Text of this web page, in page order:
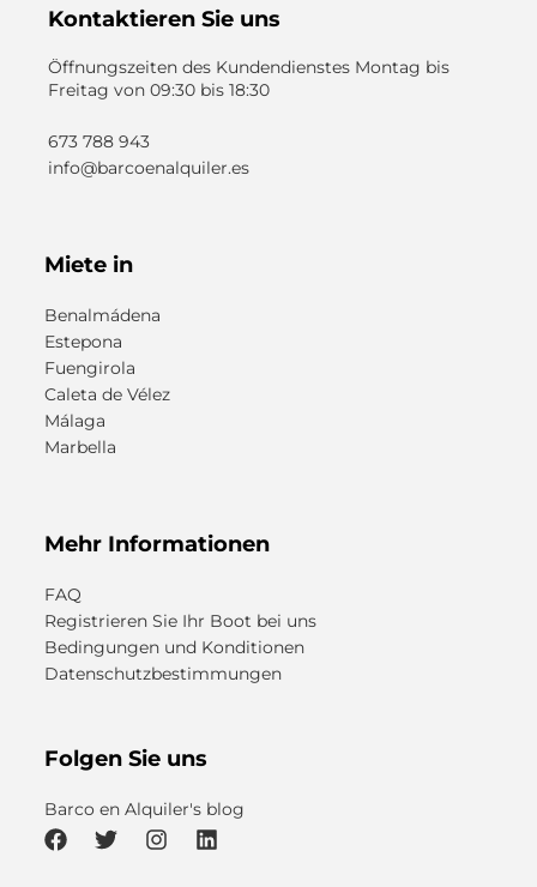
Kontaktieren Sie uns
Öffnungszeiten des Kundendienstes Montag bis
Freitag von 09:30 bis 18:30
673 788 943
info@barcoenalquiler.es
Miete in
Benalmádena
Estepona
Fuengirola
Caleta de Vélez
Málaga
Marbella
Mehr Informationen
FAQ
Registrieren Sie Ihr Boot bei uns
Bedingungen und Konditionen
Datenschutzbestimmungen
Folgen Sie uns
Barco en Alquiler's blog